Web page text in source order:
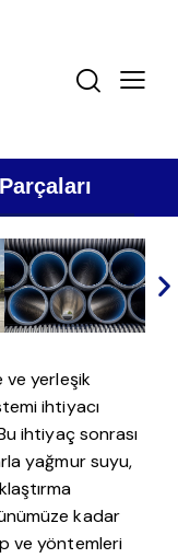
ve yerleşik
ihtiyacı
ihtiyaç sonrası
yağmur suyu,
kadar
ve yöntemleri